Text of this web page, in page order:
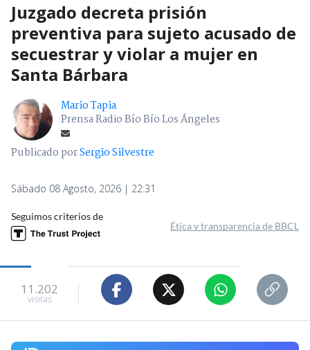
Juzgado decreta prisión
preventiva para sujeto acusado de
secuestrar y violar a mujer en
Santa Bárbara
Mario Tapia
Prensa Radio Bío Bío Los Ángeles
Publicado porSergio Silvestre
Sábado 08 Agosto, 2026 | 22:31
Seguimos criterios de
Ética y transparencia de BBCL
11.202
visitas